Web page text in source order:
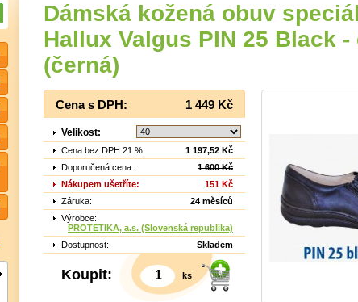
Dámská kožená obuv
Hallux Valgus PIN 25 Black -
(černá)
Cena s DPH: 1 449 Kč
Velikost:
Cena bez DPH 21 %:
1 197,52 Kč
Doporučená cena:
1 600 Kč
Nákupem ušetříte:
151 Kč
Záruka:
24 měsíců
Výrobce:
PROTETIKA, a.s. (Slovenská republika)
Dostupnost:
Skladem
Koupit: ks